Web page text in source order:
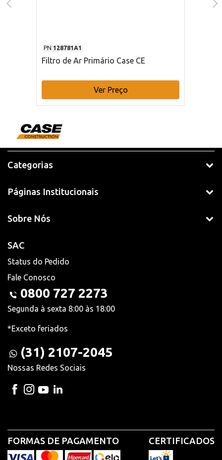
PN 128781A1
Filtro de Ar Primário Case CE
Ver Preço
Categorias
Páginas Institucionais
Sobre Nós
SAC
Status do Pedido
Fale Conosco
0800 727 2273
Segunda à sexta 8:00 às 18:00
*Exceto feriados
(31) 2107-2045
Nossas Redes Sociais
FORMAS DE PAGAMENTO CERTIFICADOS